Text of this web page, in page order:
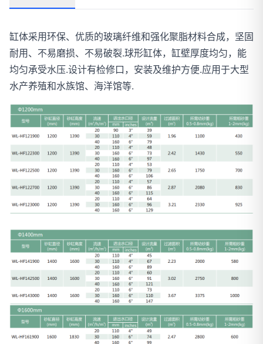
缸体采用环保、优质的玻璃纤维和强化聚脂材料合成，坚固
耐用、不易磨损、不易破裂.球形缸体，缸壁厚度均匀，能
均匀承受水压.设计有检修口，安装及维护方便.应用于大型
水产养殖和水族馆、海洋馆等.